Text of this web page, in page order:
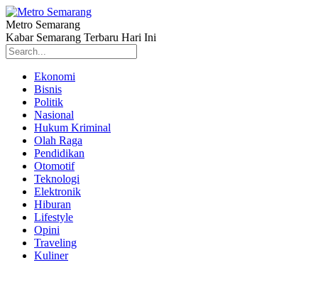
Metro Semarang
Kabar Semarang Terbaru Hari Ini
Ekonomi
Bisnis
Politik
Nasional
Hukum Kriminal
Olah Raga
Pendidikan
Otomotif
Teknologi
Elektronik
Hiburan
Lifestyle
Opini
Traveling
Kuliner